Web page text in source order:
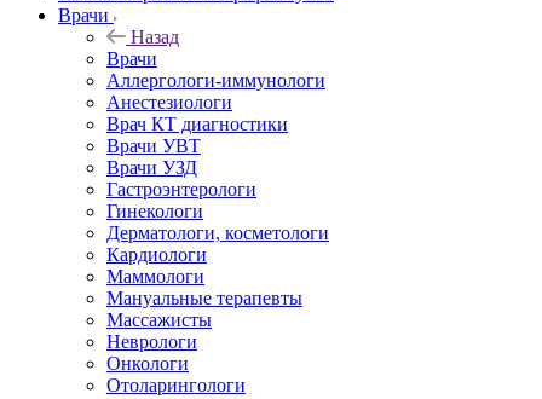
Врачи
Назад
Врачи
Аллергологи-иммунологи
Анестезиологи
Врач КТ диагностики
Врачи УВТ
Врачи УЗД
Гастроэнтерологи
Гинекологи
Дерматологи, косметологи
Кардиологи
Маммологи
Мануальные терапевты
Массажисты
Неврологи
Онкологи
Отоларингологи